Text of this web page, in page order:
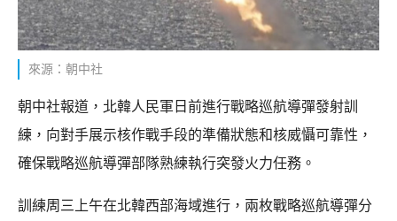
來源：朝中社
朝中社報道，北韓人民軍日前進行戰略巡航導彈發射訓
練，向對手展示核作戰手段的準備狀態和核威懾可靠性，
確保戰略巡航導彈部隊熟練執行突發火力任務。
訓練周三上午在北韓西部海域進行，兩枚戰略巡航導彈分